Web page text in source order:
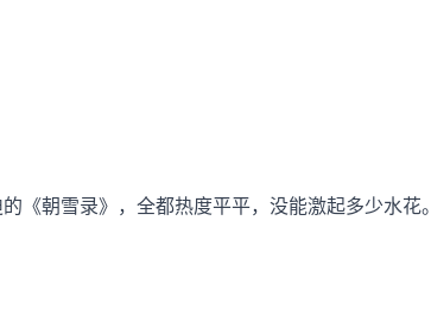
《朝雪录》，全都热度平平，没能激起多少水花